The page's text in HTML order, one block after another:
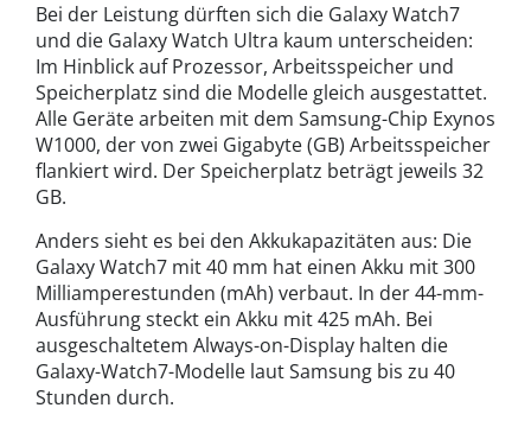
Bei der Leistung dürften sich die Galaxy Watch7
und die Galaxy Watch Ultra kaum unterscheiden:
Im Hinblick auf Prozessor, Arbeitsspeicher und
Speicherplatz sind die Modelle gleich ausgestattet.
Alle Geräte arbeiten mit dem Samsung-Chip Exynos
W1000, der von zwei Gigabyte (GB) Arbeitsspeicher
flankiert wird. Der Speicherplatz beträgt jeweils 32
GB.
Anders sieht es bei den Akkukapazitäten aus: Die
Galaxy Watch7 mit 40 mm hat einen Akku mit 300
Milliamperestunden (mAh) verbaut. In der 44-mm-
Ausführung steckt ein Akku mit 425 mAh. Bei
ausgeschaltetem Always-on-Display halten die
Galaxy-Watch7-Modelle laut Samsung bis zu 40
Stunden durch.